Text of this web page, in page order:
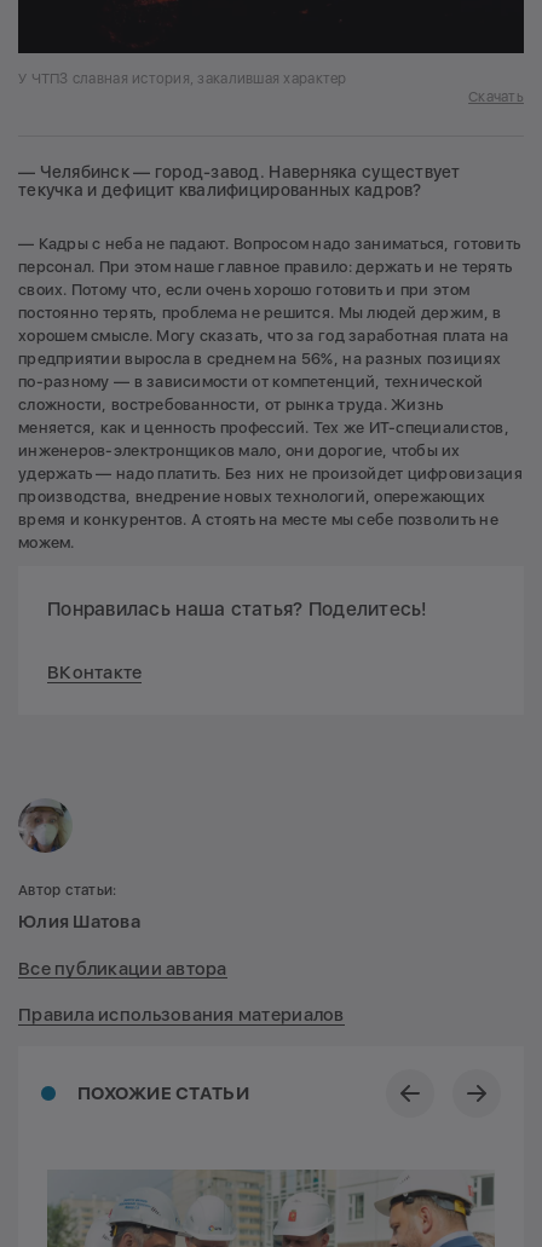
У ЧТПЗ славная история, закалившая характер
Скачать
— Челябинск — город-завод. Наверняка существует
текучка и дефицит квалифицированных кадров?
— Кадры с неба не падают. Вопросом надо заниматься, готовить
персонал. При этом наше главное правило: держать и не терять
своих. Потому что, если очень хорошо готовить и при этом
постоянно терять, проблема не решится. Мы людей держим, в
хорошем смысле. Могу сказать, что за год заработная плата на
предприятии выросла в среднем на 56%, на разных позициях
по-разному — в зависимости от компетенций, технической
сложности, востребованности, от рынка труда. Жизнь
меняется, как и ценность профессий. Тех же ИТ-специалистов,
инженеров-электронщиков мало, они дорогие, чтобы их
удержать — надо платить. Без них не произойдет цифровизация
производства, внедрение новых технологий, опережающих
время и конкурентов. А стоять на месте мы себе позволить не
можем.
Понравилась наша статья? Поделитесь!
ВКонтакте
ПОХОЖИЕ СТАТЬИ
Автор статьи:
Юлия Шатова
Все публикации автора
Правила использования материалов